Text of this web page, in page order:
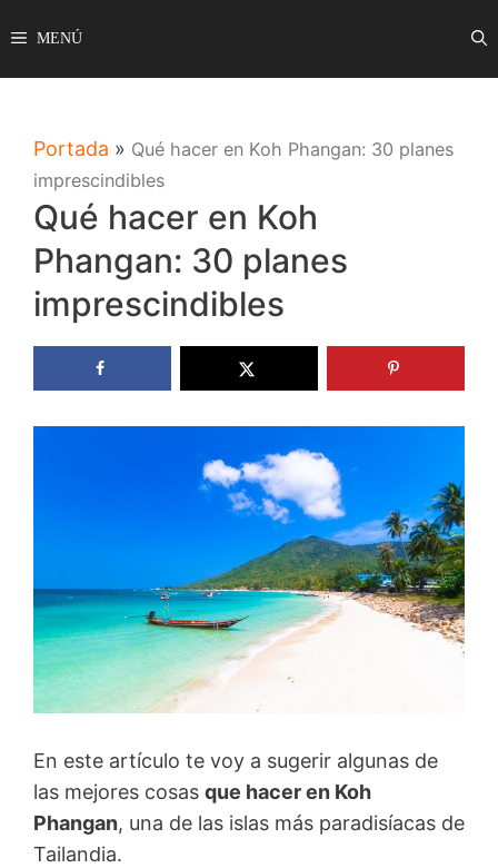
al
contenido
MENÚ
Portada » Qué hacer en Koh Phangan: 30 planes
imprescindibles
Qué hacer en Koh
Phangan: 30 planes
imprescindibles
En este artículo te voy a sugerir algunas de
las mejores cosas que hacer en Koh
Phangan, una de las islas más paradisíacas de
Tailandia.